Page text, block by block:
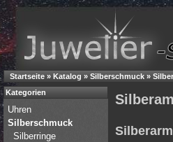
Startseite » Katalog » Silberschmuck »
Kategorien
Uhren
Silberschmuck
Silberringe